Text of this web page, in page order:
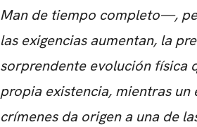
Man de tiempo completo—,
las exigencias aumentan, la
sorprendente evolución física
propia existencia, mientras
crímenes da origen a una de